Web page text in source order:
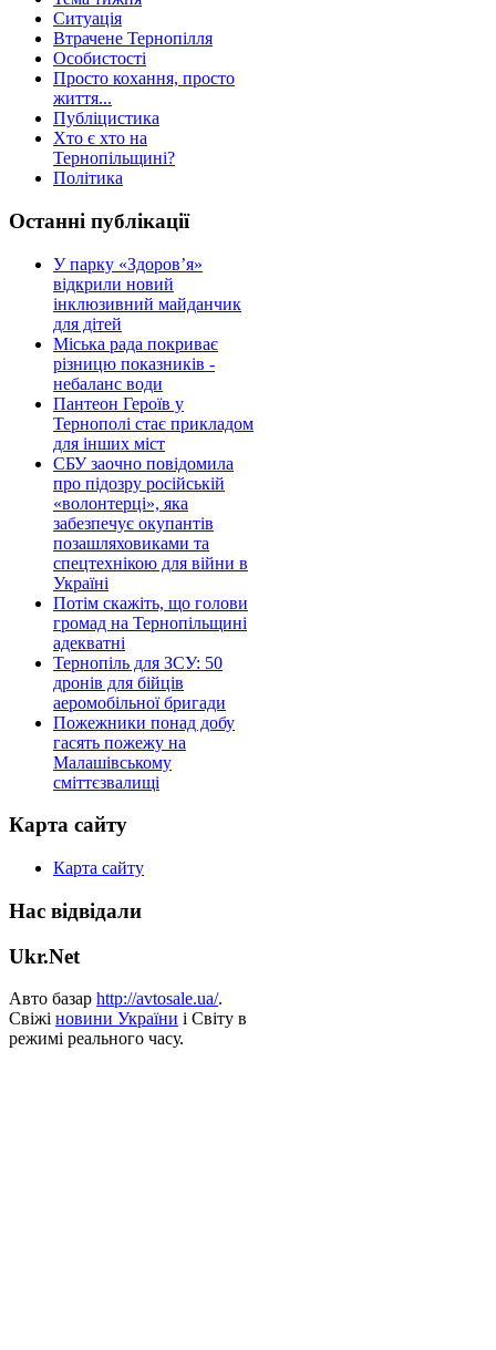
Ситуація
Втрачене Тернопілля
Особистості
Просто кохання, просто
життя...
Публіцистика
Хто є хто на
Тернопільщині?
Політика
Останні публікації
У парку «Здоров’я»
відкрили новий
інклюзивний майданчик
для дітей
Міська рада покриває
різницю показників -
небаланс води
Пантеон Героїв у
Тернополі стає прикладом
для інших міст
СБУ заочно повідомила
про підозру російській
«волонтерці», яка
забезпечує окупантів
позашляховиками та
спецтехнікою для війни в
Україні
Потім скажіть, що голови
громад на Тернопільщині
адекватні
Тернопіль для ЗСУ: 50
дронів для бійців
аеромобільної бригади
Пожежники понад добу
гасять пожежу на
Малашівському
сміттєзвалищі
Карта сайту
Карта сайту
Нас відвідали
Ukr.Net
Авто базар http://avtosale.ua/.
Свіжі новини України і Світу в
режимі реального часу.